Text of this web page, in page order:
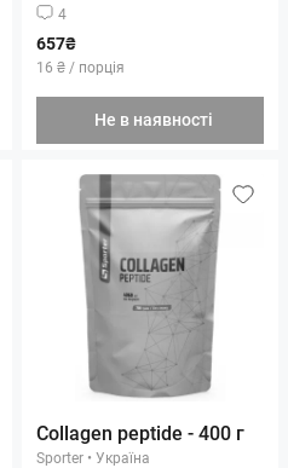
4
657₴
16 ₴ / порція
Не в наявності
Collagen peptide - 400 г
Sporter • Україна